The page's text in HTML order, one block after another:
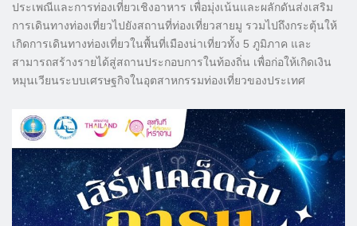
ประเพณีและการท่องเที่ยวเชิงอาหาร เพื่อมุ่งเน้นและผลักดันส่งเสริม
การเดินทางท่องเที่ยวไปยังสถานที่ท่องเที่ยวสายมู รวมไปถึงกระตุ้นให้
เกิดการเดินทางท่องเที่ยวในพื้นที่เมืองน่าเที่ยวทั้ง 5 ภูมิภาค และ
สามารถสร้างรายได้สู่สถานประกอบการในท้องถิ่น เพื่อก่อให้เกิดเงิน
หมุนเวียนระบบเศรษฐกิจในอุตสาหกรรมท่องเที่ยวของประเทศ